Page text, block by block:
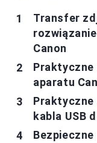
Transfer
Canon
aparatu
Praktyczne
kabla USB